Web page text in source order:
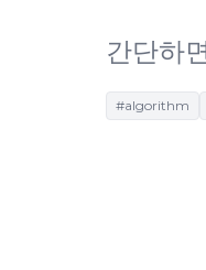
간단하
#algorithm